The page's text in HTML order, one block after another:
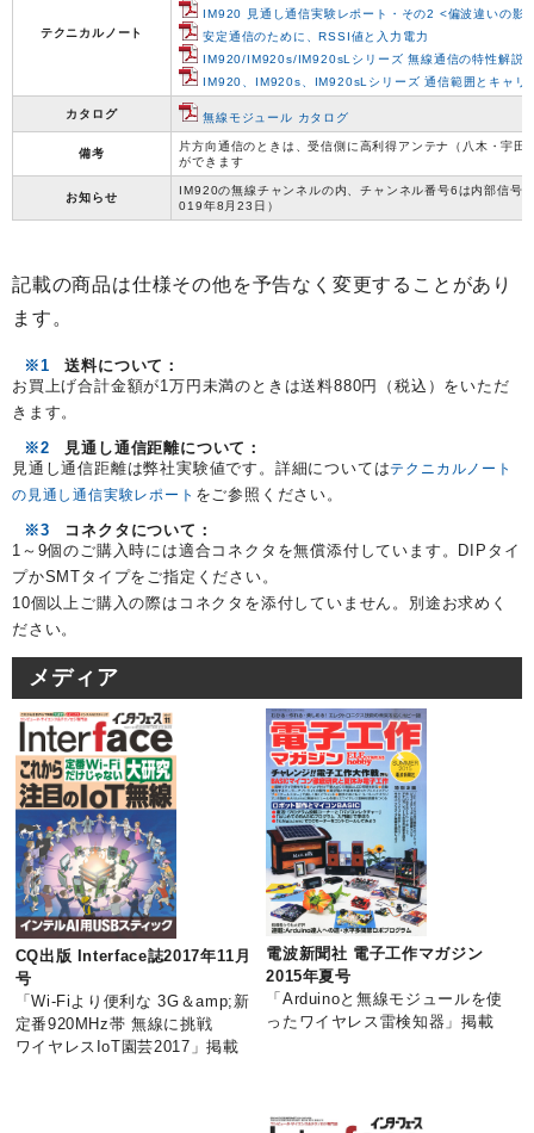
テクニカルノート
IM920 見通し通信実験レポート・その2 <偏波違いの影
安定通信のために、RSSI値と入力電力
IM920/IM920s/IM920sLシリーズ 無線通信の特性解説
IM920、IM920s、IM920sLシリーズ 通信範囲とキャリ
カタログ 無線モジュール カタログ
備考
片方向通信のときは、受信側に高利得アンテナ（八木・宇
ができます
お知らせ
IM920の無線チャンネルの内、チャンネル番号6は内部信
019年8月23日）
記載の商品は仕様その他を予告なく変更することがあり
ます。
※1
送料について：
お買上げ合計金額が1万円未満のときは送料880円（税込）をいただ
きます。
※2
見通し通信距離について：
見通し通信距離は弊社実験値です。詳細についてはテクニカルノート
の見通し通信実験レポート をご参照ください。
※3
コネクタについて：
1～9個のご購入時には適合コネクタを無償添付しています。DIPタイ
プかSMTタイプをご指定ください。
10個以上ご購入の際はコネクタを添付していません。別途お求めく
ださい。
メディア
CQ出版 Interface誌2017年11月
号
「Wi-Fiより便利な 3G＆amp;新
定番920MHz帯 無線に挑戦
ワイヤレスIoT園芸2017」掲載
電波新聞社 電子工作マガジン
2015年夏号
「Arduinoと無線モジュールを使
ったワイヤレス雷検知器」掲載